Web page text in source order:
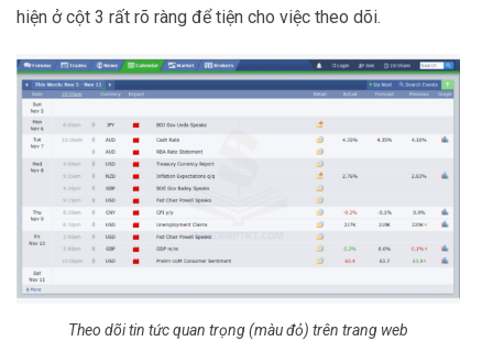
hiện ở cột 3 rất rõ ràng để tiện cho việc theo dõi.
Theo dõi tin tức quan trọng (màu đỏ) trên trang web